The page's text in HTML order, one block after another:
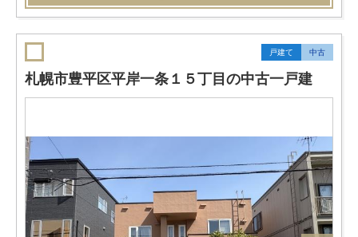
戸建て 中古
札幌市豊平区平岸一条１５丁目の中古一戸建